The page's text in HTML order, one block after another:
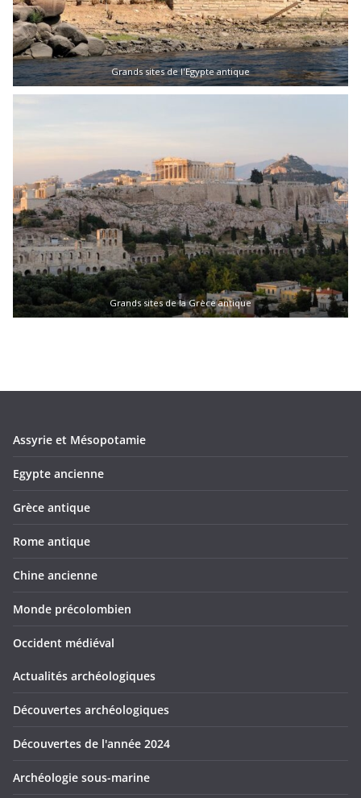
Grands sites de l'Egypte antique
Grands sites de la Grèce antique
Assyrie et Mésopotamie
Egypte ancienne
Grèce antique
Rome antique
Chine ancienne
Monde précolombien
Occident médiéval
Actualités archéologiques
Découvertes archéologiques
Découvertes de l'année 2024
Archéologie sous-marine